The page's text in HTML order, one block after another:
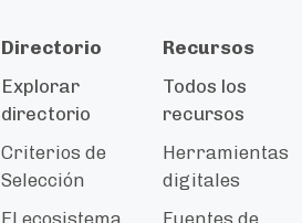
Directorio
Explorar
directorio
Criterios de
Selección
El ecosistema
Recursos
Todos los
recursos
Herramientas
digitales
Fuentes de